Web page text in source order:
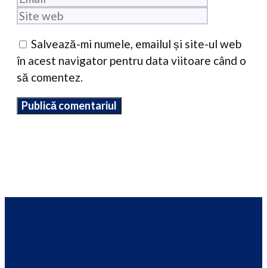
Salvează-mi numele, emailul și site-ul web
în acest navigator pentru data viitoare când o
să comentez.